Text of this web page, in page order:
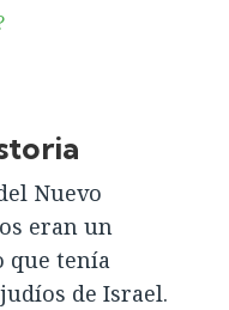
Nuevo
eran un
que tenía
de Israel.